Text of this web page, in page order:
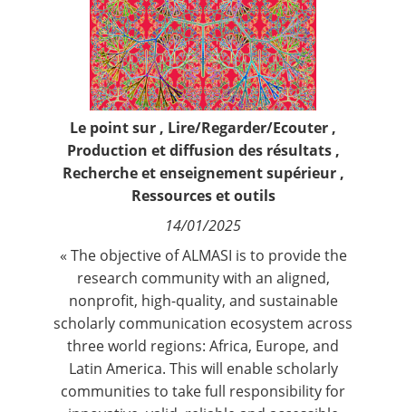
Nous suivre
Le point sur , Lire/Regarder/Ecouter ,
Production et diffusion des résultats,
Recherche et enseignement supérieur,
Ressources et outils
14/01/2025
« The objective of ALMASI is to provide the
research community with an aligned,
nonprofit, high-quality, and sustainable
scholarly communication ecosystem across
three world regions: Africa, Europe, and
Latin America. This will enable scholarly
communities to take full responsibility for